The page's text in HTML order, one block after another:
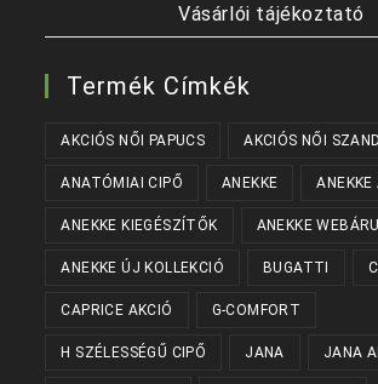
Vásárlói tájékoztató
Termék Címkék
AKCIÓS NŐI PAPUCS AKCIÓS NŐI
ANATÓMIAI CIPŐ ANEKKE ANEKKE
ANEKKE KIEGÉSZÍTŐK ANEKKE
ANEKKE ÚJ KOLLEKCIÓ BUGATTI
CAPRICE AKCIÓ G-COMFORT
H SZÉLESSÉGŰ CIPŐ JANA JANA